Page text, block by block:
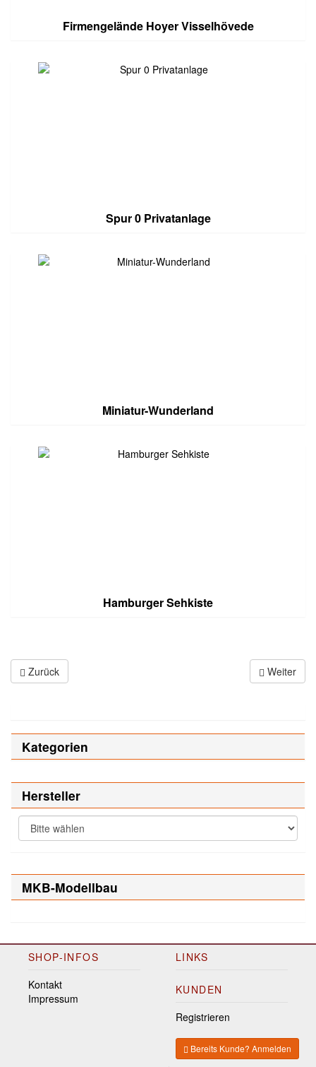
Firmengelände Hoyer Visselhövede
Spur 0 Privatanlage
Miniatur-Wunderland
Hamburger Sehkiste
Weiter
Zurück
Kategorien
Hersteller
MKB-Modellbau
SHOP-INFOS
Kontakt
Impressum
LINKS
KUNDEN
Registrieren
Bereits Kunde? Anmelden